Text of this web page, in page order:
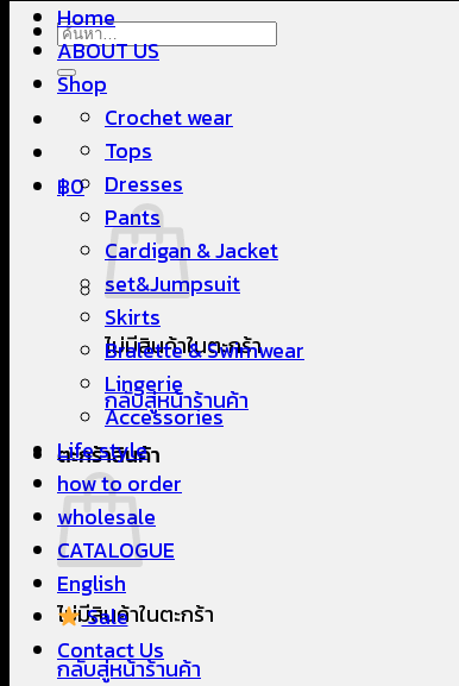
ค้นหา:
฿0
ไม่มีสินค้าในตะกร้า
กลับสู่หน้าร้านค้า
ตะกร้าสินค้า
ไม่มีสินค้าในตะกร้า
กลับสู่หน้าร้านค้า
Home
ABOUT US
Shop
Crochet wear
Tops
Dresses
Pants
Cardigan & Jacket
set&Jumpsuit
Skirts
Bralette & Swimwear
Lingerie
Accessories
Life style
how to order
wholesale
CATALOGUE
English
Sale
Contact Us